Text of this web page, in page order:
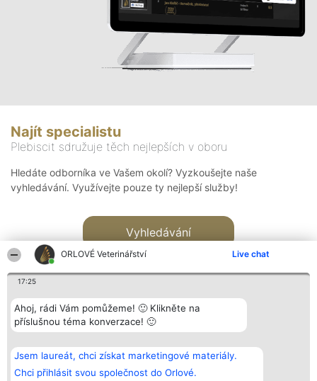
ORLOVÉ Veterinářství Live chat
17:25
Ahoj, rádi Vám pomůžeme! 🙂 Klikněte na
příslušnou téma konverzace! 🙂
Jsem laureát, chci získat marketingové materiály.
Chci přihlásit svou společnost do Orlové.
Najít specialistu
Plebiscit sdružuje těch nejlepších v oboru
Hledáte odborníka ve Vašem okolí? Vyzkoušejte naše
vyhledávání. Využívejte pouze ty nejlepší služby!
Vyhledávání
Bright Side Solutions sp. z o.
o. sp. k.
ul. Ruska 22
Wrocław 50-079
Vítězové
Seznam všech
laureátů
Zásady
Kontakt